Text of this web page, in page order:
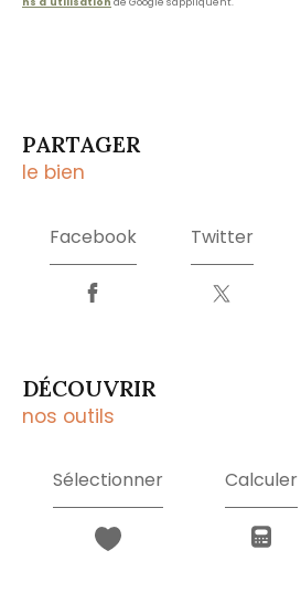
PARTAGER
le bien
Facebook Twitter
DÉCOUVRIR
nos outils
Sélectionner Calculer